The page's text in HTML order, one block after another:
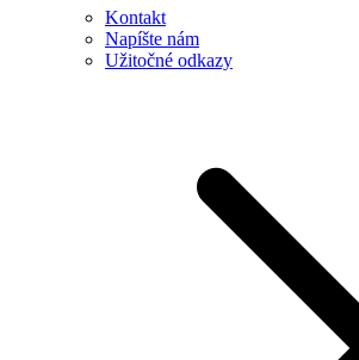
Kontakt
Napíšte nám
Užitočné odkazy